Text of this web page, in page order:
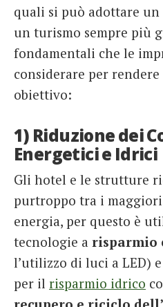
quali si può adottare un
un turismo sempre più
fondamentali che le
considerare per
obiettivo:
1) Riduzione dei
Energetici e Idrici
Gli hotel e le strutture
purtroppo tra i
energia, per questo è
tecnologie a risparmio
l’utilizzo di luci a LED)
per il risparmio idrico